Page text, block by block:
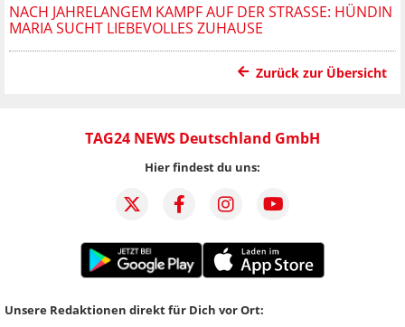
NACH JAHRELANGEM KAMPF AUF DER STRASSE: HÜNDIN M
ARIA SUCHT LIEBEVOLLES ZUHAUSE
Zurück zur Übersicht
TAG24 NEWS Deutschland GmbH
Hier findest du uns:
Unsere Redaktionen direkt für Dich vor Ort: